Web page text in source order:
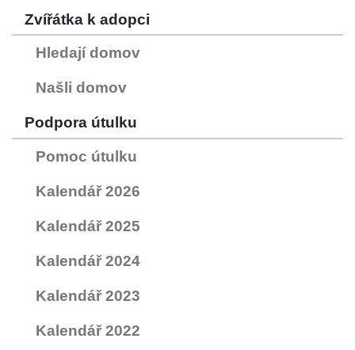
Zvířátka k adopci
Hledají domov
Našli domov
Podpora útulku
Pomoc útulku
Kalendář 2026
Kalendář 2025
Kalendář 2024
Kalendář 2023
Kalendář 2022